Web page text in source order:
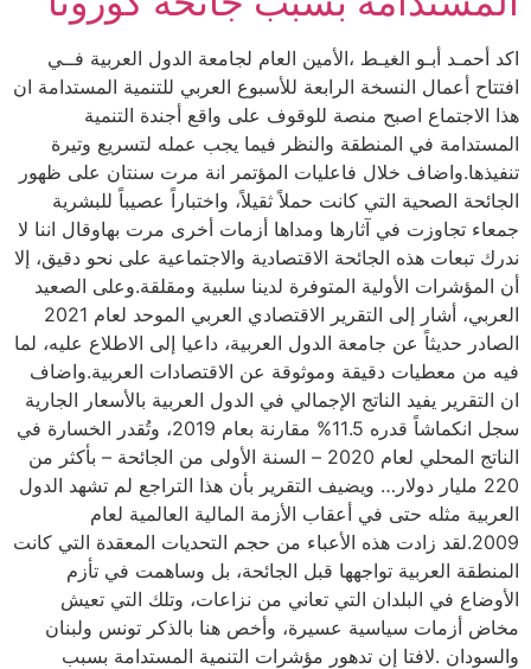
اكد أحمـد أبـو الغيـط ،الأمين العام لجامعة الدول العربية فــي
افتتاح أعمال النسخة الرابعة للأسبوع العربي للتنمية المستدامة ان
هذا الاجتماع اصبح منصة للوقوف على واقع أجندة التنمية
المستدامة في المنطقة والنظر فيما يجب عمله لتسريع وتيرة
تنفيذها.واضاف خلال فاعليات المؤتمر انة مرت سنتان على ظهور
الجائحة الصحية التي كانت حملاً ثقيلاً، واختباراً عصيباً للبشرية
جمعاء تجاوزت في آثارها ومداها أزمات أخرى مرت بهاوقال اننا لا
ندرك تبعات هذه الجائحة الاقتصادية والاجتماعية على نحو دقيق، إلا
أن المؤشرات الأولية المتوفرة لدينا سلبية ومقلقة.وعلى الصعيد
العربي، أشار إلى التقرير الاقتصادي العربي الموحد لعام 2021
الصادر حديثاً عن جامعة الدول العربية، داعيا إلى الاطلاع عليه، لما
فيه من معطيات دقيقة وموثوقة عن الاقتصادات العربية.واضاف
ان التقرير يفيد الناتج الإجمالي في الدول العربية بالأسعار الجارية
سجل انكماشاً قدره 11.5% مقارنة بعام 2019، وتُقدر الخسارة في
الناتج المحلي لعام 2020 – السنة الأولى من الجائحة – بأكثر من
220 مليار دولار… ويضيف التقرير بأن هذا التراجع لم تشهد الدول
العربية مثله حتى في أعقاب الأزمة المالية العالمية لعام
2009.لقد زادت هذه الأعباء من حجم التحديات المعقدة التي كانت
المنطقة العربية تواجهها قبل الجائحة، بل وساهمت في تأزم
الأوضاع في البلدان التي تعاني من نزاعات، وتلك التي تعيش
مخاض أزمات سياسية عسيرة، وأخص هنا بالذكر تونس ولبنان
والسودان .لافتا إن تدهور مؤشرات التنمية المستدامة بسبب